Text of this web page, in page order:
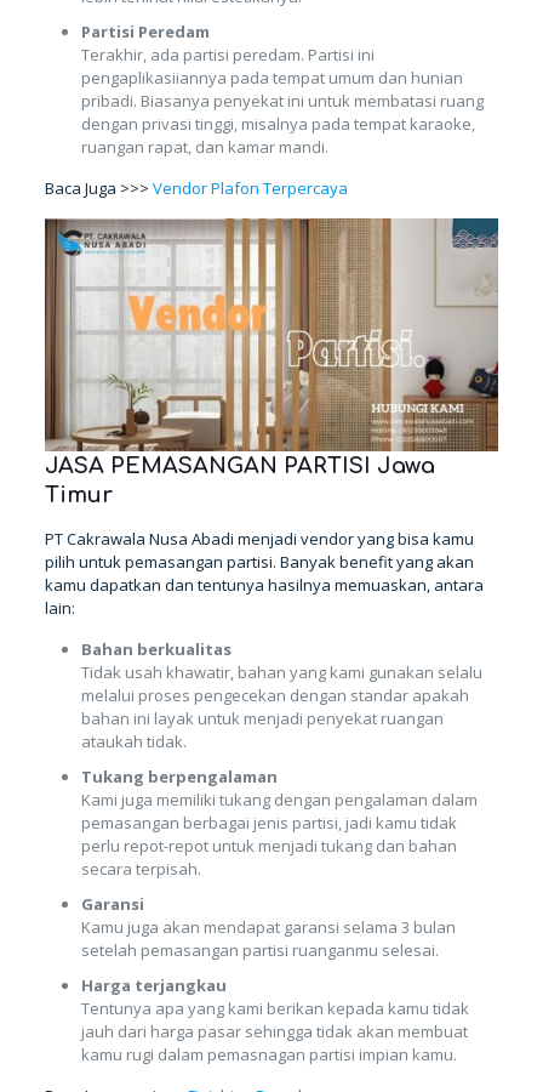
Partisi Peredam
Terakhir, ada partisi peredam. Partisi ini
pengaplikasiiannya pada tempat umum dan hunian
pribadi. Biasanya penyekat ini untuk membatasi ruang
dengan privasi tinggi, misalnya pada tempat karaoke,
ruangan rapat, dan kamar mandi.
Baca Juga >>> Vendor Plafon Terpercaya
JASA PEMASANGAN PARTISI Jawa
Timur
PT Cakrawala Nusa Abadi menjadi vendor yang bisa kamu
pilih untuk pemasangan partisi. Banyak benefit yang akan
kamu dapatkan dan tentunya hasilnya memuaskan, antara
lain:
Bahan berkualitas
Tidak usah khawatir, bahan yang kami gunakan selalu
melalui proses pengecekan dengan standar apakah
bahan ini layak untuk menjadi penyekat ruangan
ataukah tidak.
Tukang berpengalaman
Kami juga memiliki tukang dengan pengalaman dalam
pemasangan berbagai jenis partisi, jadi kamu tidak
perlu repot-repot untuk menjadi tukang dan bahan
secara terpisah.
Garansi
Kamu juga akan mendapat garansi selama 3 bulan
setelah pemasangan partisi ruanganmu selesai.
Harga terjangkau
Tentunya apa yang kami berikan kepada kamu tidak
jauh dari harga pasar sehingga tidak akan membuat
kamu rugi dalam pemasnagan partisi impian kamu.